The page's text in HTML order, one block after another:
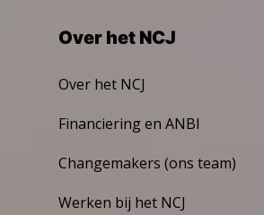
Over het NCJ
Over het NCJ
Financiering en ANBI
Changemakers (ons team)
Werken bij het NCJ